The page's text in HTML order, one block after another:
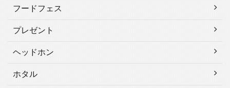
フードフェス
プレゼント
ヘッドホン
ホタル